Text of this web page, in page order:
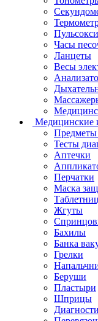
Часы
Ланцеты
Весы
Медицинские
Предметы
Тесты
Аптечки
Перчатки
Маска
Жгуты
Бахилы
Банка
Грелки
Беруши
Пластыри
Шприцы